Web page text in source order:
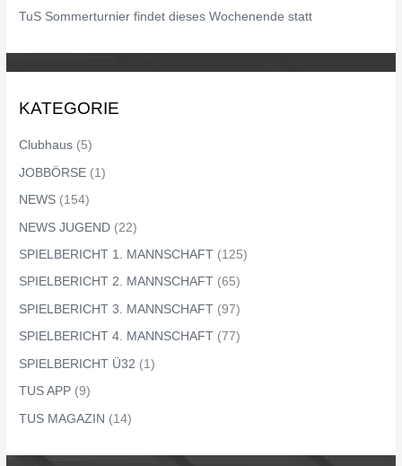
TuS Sommerturnier findet dieses Wochenende statt
KATEGORIE
Clubhaus (5)
JOBBÖRSE (1)
NEWS (154)
NEWS JUGEND (22)
SPIELBERICHT 1. MANNSCHAFT (125)
SPIELBERICHT 2. MANNSCHAFT (65)
SPIELBERICHT 3. MANNSCHAFT (97)
SPIELBERICHT 4. MANNSCHAFT (77)
SPIELBERICHT Ü32 (1)
TUS APP (9)
TUS MAGAZIN (14)